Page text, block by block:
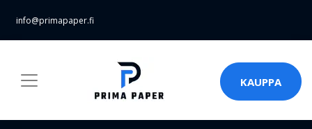
info@primapaper.fi
KAUPPA